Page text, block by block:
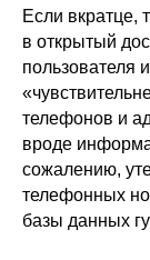
Если вкратце,
в открытый
пользователя
телефонов и
вроде
сожалению,
телефонных
базы данных